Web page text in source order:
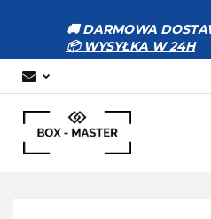
🚚 DARMOWA
📦 WYSYŁKA W 24H